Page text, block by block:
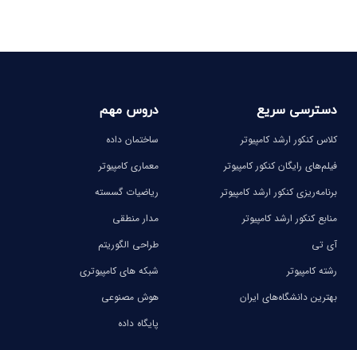
دسترسی سریع
کلاس کنکور ارشد کامپیوتر
فیلم‌های رایگان کنکور کامپیوتر
برنامه‌ریزی کنکور ارشد کامپیوتر
منابع کنکور ارشد کامپیوتر
آی تی
رشته کامپیوتر
بهترین دانشگاه‌های ایران
دروس مهم
ساختمان داده
معماری کامپیوتر
ریاضیات گسسته
مدار منطقی
طراحی الگوریتم
شبکه های کامپیوتری
هوش مصنوعی
پایگاه داده